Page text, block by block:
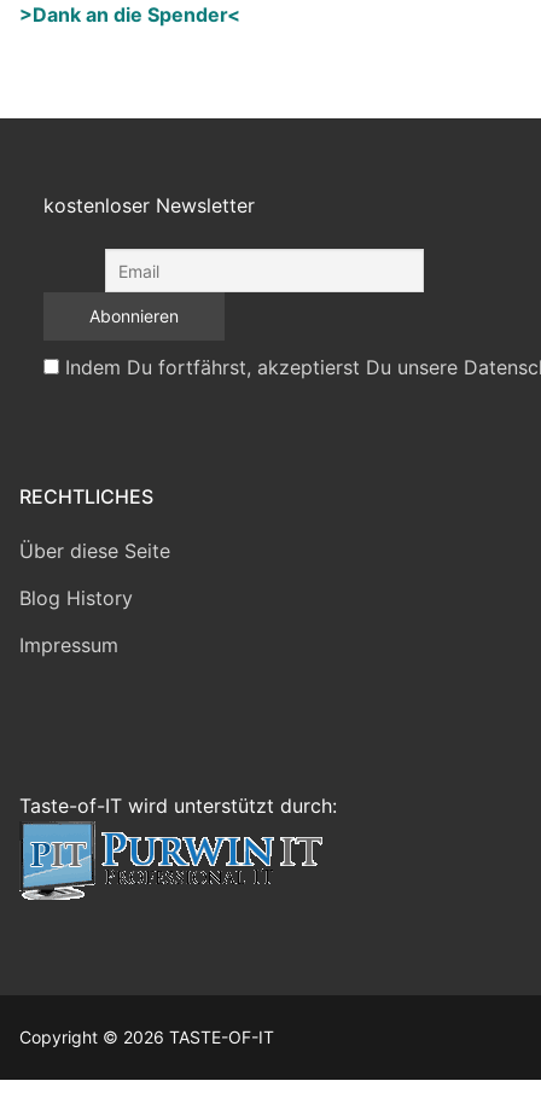
>Dank an die Spender<
kostenloser Newsletter
Indem Du fortfährst, akzeptierst Du unsere
RECHTLICHES
Über diese Seite
Blog History
Impressum
Taste-of-IT wird unterstützt durch:
Copyright © 2026 TASTE-OF-IT